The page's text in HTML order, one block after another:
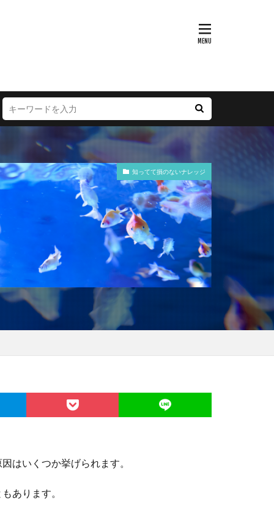
知ってて損のないナレッジ
はいくつか挙げられます。
あります。